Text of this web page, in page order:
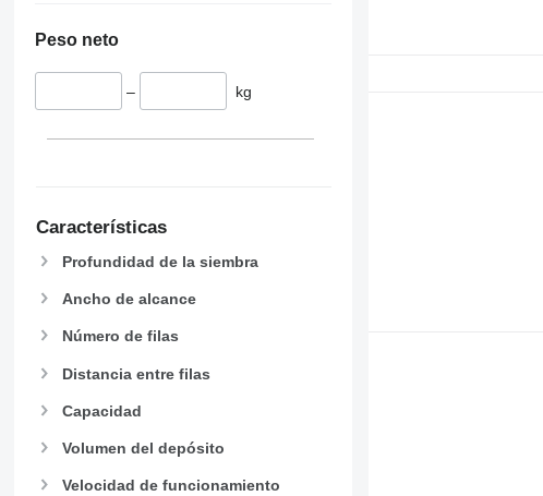
Peso neto
– kg
Características
Profundidad de la siembra
Ancho de alcance
Número de filas
Distancia entre filas
Capacidad
Volumen del depósito
Velocidad de funcionamiento